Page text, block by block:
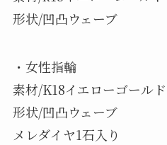
形状/凹凸ウェーブ
・女性指輪
素材/K18イエローゴールド
形状/凹凸ウェーブ
メレダイヤ1石入り